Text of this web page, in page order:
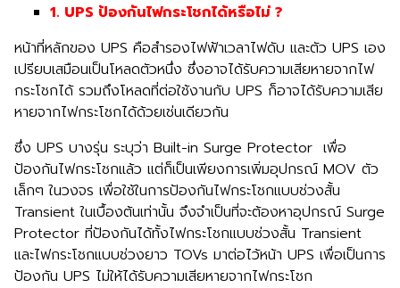
1. UPS ป้องกันไฟกระโชกได้หรือไม่ ?
หน้าที่หลักของ UPS คือสำรองไฟฟ้าเวลาไฟดับ และตัว UPS เอง
เปรียบเสมือนเป็นโหลดตัวหนึ่ง ซึ่งอาจได้รับความเสียหายจากไฟ
กระโชกได้ รวมถึงโหลดที่ต่อใช้งานกับ UPS ก็อาจได้รับความเสีย
หายจากไฟกระโชกได้ด้วยเช่นเดียวกัน
ซึ่ง UPS บางรุ่น ระบุว่า Built-in Surge Protector เพื่อ
ป้องกันไฟกระโชกแล้ว แต่ก็เป็นเพียงการเพิ่มอุปกรณ์ MOV ตัว
เล็กๆ ในวงจร เพื่อใช้ในการป้องกันไฟกระโชกแบบช่วงสั้น
Transient ในเบื้องต้นเท่านั้น จึงจำเป็นที่จะต้องหาอุปกรณ์ Surge
Protector ที่ป้องกันได้ทั้งไฟกระโชกแบบช่วงสั้น Transient
และไฟกระโชกแบบช่วงยาว TOVs มาต่อไว้หน้า UPS เพื่อเป็นการ
ป้องกัน UPS ไม่ให้ได้รับความเสียหายจากไฟกระโชก